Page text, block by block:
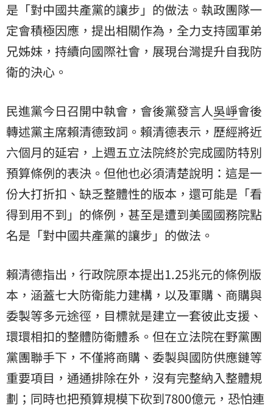
是「對中國共產黨的讓步」的做法。執政團隊一
定會積極因應，提出相關作為，全力支持國軍弟
兄姊妹，持續向國際社會，展現台灣提升自我防
衛的決心。
民進黨今日召開中執會，會後黨發言人吳崢會後
轉述黨主席賴清德致詞。賴清德表示，歷經將近
六個月的延宕，上週五立法院終於完成國防特別
預算條例的表決。但他也必須清楚說明：這是一
份大打折扣、缺乏整體性的版本，還可能是「看
得到用不到」的條例，甚至是遭到美國國務院點
名是「對中國共產黨的讓步」的做法。
賴清德指出，行政院原本提出1.25兆元的條例版
本，涵蓋七大防衛能力建構，以及軍購、商購與
委製等多元途徑，目標就是建立一套彼此支援、
環環相扣的整體防衛體系。但在立法院在野黨團
黨團聯手下，不僅將商購、委製與國防供應鏈等
重要項目，通通排除在外，沒有完整納入整體規
劃；同時也把預算規模下砍到7800億元，恐怕連